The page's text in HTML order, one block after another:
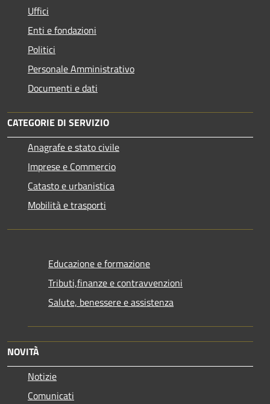
Uffici
Enti e fondazioni
Politici
Personale Amministrativo
Documenti e dati
CATEGORIE DI SERVIZIO
Anagrafe e stato civile
Imprese e Commercio
Catasto e urbanistica
Mobilità e trasporti
Educazione e formazione
Tributi,finanze e contravvenzioni
Salute, benessere e assistenza
NOVITÀ
Notizie
Comunicati